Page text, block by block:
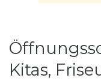
Kitas,